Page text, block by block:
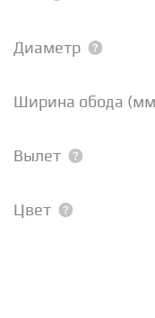
Диаметр
Ширина обода
Вылет
Цвет